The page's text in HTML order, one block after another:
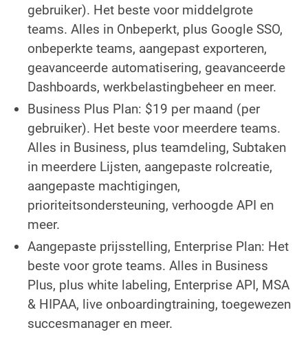
gebruiker). Het beste voor middelgrote
teams. Alles in Onbeperkt, plus Google SSO,
onbeperkte teams, aangepast exporteren,
geavanceerde automatisering, geavanceerde
Dashboards, werkbelastingbeheer en meer.
Business Plus Plan: $19 per maand (per
gebruiker). Het beste voor meerdere teams.
Alles in Business, plus teamdeling, Subtaken
in meerdere Lijsten, aangepaste rolcreatie,
aangepaste machtigingen,
prioriteitsondersteuning, verhoogde API en
meer.
Aangepaste prijsstelling, Enterprise Plan: Het
beste voor grote teams. Alles in Business
Plus, plus white labeling, Enterprise API, MSA
& HIPAA, live onboardingtraining, toegewezen
succesmanager en meer.